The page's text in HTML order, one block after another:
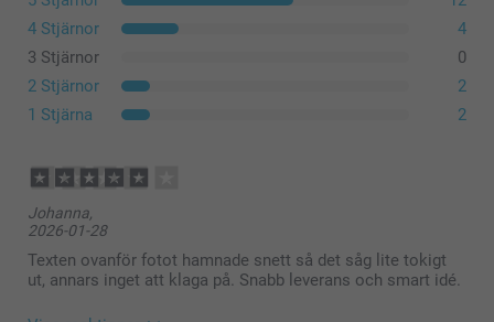
4 Stjärnor
4
3 Stjärnor
0
2 Stjärnor
2
1 Stjärna
2
Johanna,
2026-01-28
Texten ovanför fotot hamnade snett så det såg lite tokigt
ut, annars inget att klaga på. Snabb leverans och smart idé.